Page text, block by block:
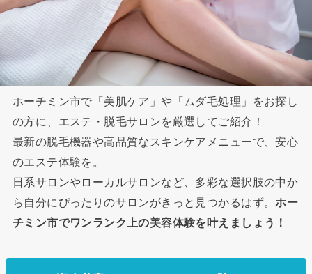
ホーチミン市で「美肌ケア」や「ムダ毛処理」をお探し
の方に、エステ・脱毛サロンを厳選してご紹介！
最新の脱毛機器や高品質なスキンケアメニューで、安心
のエステ体験を。
日系サロンやローカルサロンなど、多彩な選択肢の中か
ら自分にぴったりのサロンがきっと見つかるはず。ホー
チミン市でワンランク上の美容体験を叶えましょう！